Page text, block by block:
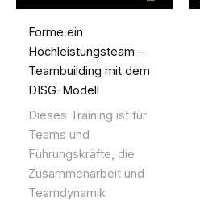
Forme ein
Hochleistungsteam –
Teambuilding mit dem
DISG-Modell
Dieses Training ist für
Teams und
Führungskräfte, die
Zusammenarbeit und
Teamdynamik